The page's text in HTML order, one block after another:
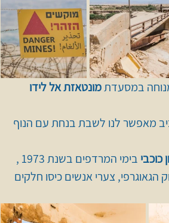
במסעדת מונטאזת אל לידו
מאפשר לנו לשבת בנחת עם הנוף
כוכבי
בימי המרדפים בשנת 1973 ,
צערי אנשים כיסו חלקים